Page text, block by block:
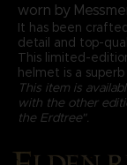
worn by
It has been
detail and top-
This limited-
helmet is a
This item is
with the other
the Erdtree".